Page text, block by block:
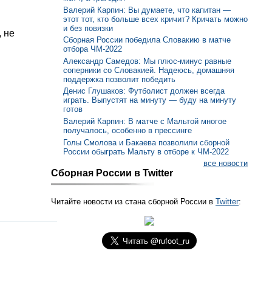
не
Валерий Карпин: Вы думаете, что капитан —
этот тот, кто больше всех кричит? Кричать можно
и без повязки
Сборная России победила Словакию в матче
отбора ЧМ-2022
Александр Самедов: Мы плюс-минус равные
соперники со Словакией. Надеюсь, домашняя
поддержка позволит победить
Денис Глушаков: Футболист должен всегда
играть. Выпустят на минуту — буду на минуту
готов
Валерий Карпин: В матче с Мальтой многое
получалось, особенно в прессинге
Голы Смолова и Бакаева позволили сборной
России обыграть Мальту в отборе к ЧМ-2022
все новости
Сборная России в Twitter
Читайте новости из стана сборной России в Twitter: